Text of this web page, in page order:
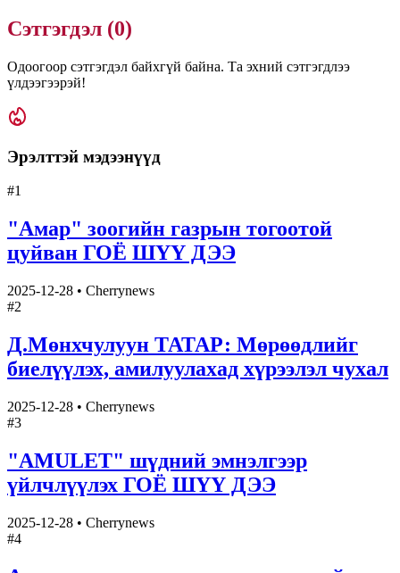
Сэтгэгдэл (0)
Одоогоор сэтгэгдэл байхгүй байна. Та эхний сэтгэгдлээ
үлдээгээрэй!
Эрэлттэй мэдээнүүд
#1
"Амар" зоогийн газрын тогоотой
цуйван ГОЁ ШҮҮ ДЭЭ
2025-12-28 • Cherrynews
#2
Д.Мөнхчулуун ТАТАР: Мөрөөдлийг
биелүүлэх, амилуулахад хүрээлэл чухал
2025-12-28 • Cherrynews
#3
"AMULET" шүдний эмнэлгээр
үйлчлүүлэх ГОЁ ШҮҮ ДЭЭ
2025-12-28 • Cherrynews
#4